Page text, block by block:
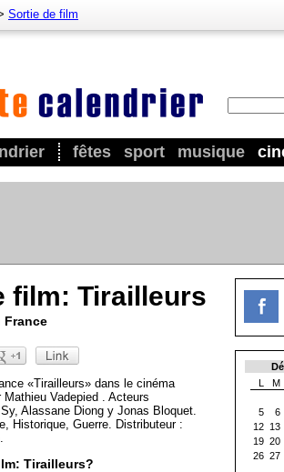
fêtes sport musique
Sortie de film
film: Tirailleurs
France
«Tirailleurs» dans le cinéma
Vadepied . Acteurs
Alassane Diong y Jonas Bloquet.
Historique, Guerre. Distributeur :
Tirailleurs?
L
M
5
6
12 13
19 20
26 27